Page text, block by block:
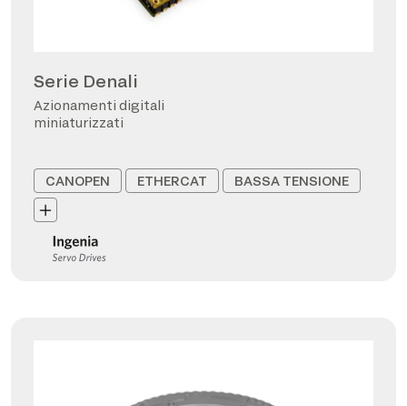
Serie Denali
Azionamenti digitali
miniaturizzati
CANOPEN ETHERCAT BASSA TENSIONE